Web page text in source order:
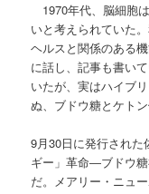
1970年代、脳細胞
いと考えられていた
ヘルスと関係のある
に話し、記事も書い
いたが、実はハイブ
ぬ、ブドウ糖とケト
9月30日に発行され
ギー」革命―ブドウ
だ。メアリー・ニュ